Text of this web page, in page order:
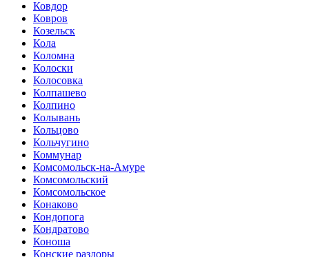
Ковдор
Ковров
Козельск
Кола
Коломна
Колоски
Колосовка
Колпашево
Колпино
Колывань
Кольцово
Кольчугино
Коммунар
Комсомольск-на-Амуре
Комсомольский
Комсомольское
Конаково
Кондопога
Кондратово
Коноша
Конские раздоры